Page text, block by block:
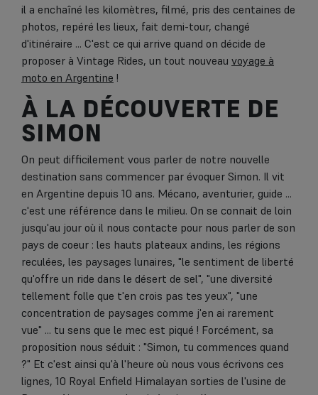
il a enchaîné les kilomètres, filmé, pris des centaines de
photos, repéré les lieux, fait demi-tour, changé
d'itinéraire ... C'est ce qui arrive quand on décide de
proposer à Vintage Rides, un tout nouveau voyage à
moto en Argentine !
À LA DÉCOUVERTE DE
SIMON
On peut difficilement vous parler de notre nouvelle
destination sans commencer par évoquer Simon. Il vit
en Argentine depuis 10 ans. Mécano, aventurier, guide ...
c'est une référence dans le milieu. On se connait de loin
jusqu'au jour où il nous contacte pour nous parler de son
pays de coeur : les hauts plateaux andins, les régions
reculées, les paysages lunaires, "le sentiment de liberté
qu'offre un ride dans le désert de sel", "une diversité
tellement folle que t'en crois pas tes yeux", "une
concentration de paysages comme j'en ai rarement
vue" ... tu sens que le mec est piqué ! Forcément, sa
proposition nous séduit : "Simon, tu commences quand
?" Et c'est ainsi qu'à l'heure où nous vous écrivons ces
lignes, 10 Royal Enfield Himalayan sorties de l'usine de